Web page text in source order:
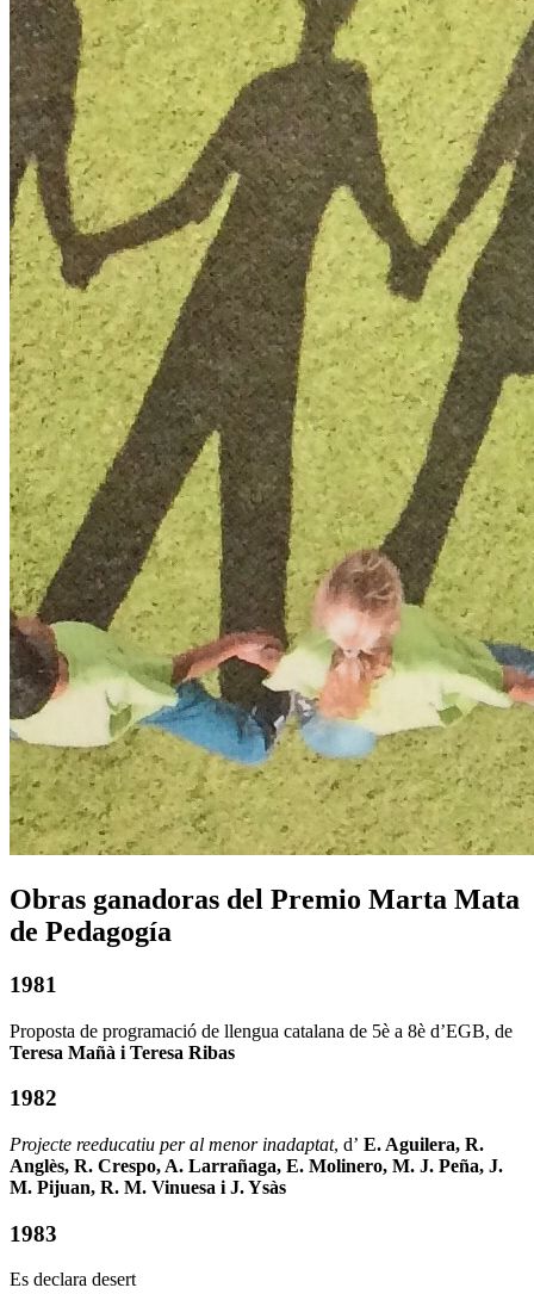
Obras ganadoras del Premio Marta Mata
de Pedagogía
1981
Proposta de programació de llengua catalana de 5è a 8è d’EGB, de
Teresa Mañà i Teresa Ribas
1982
Projecte reeducatiu per al menor inadaptat, d’ E. Aguilera, R.
Anglès, R. Crespo, A. Larrañaga, E. Molinero, M. J. Peña, J.
M. Pijuan, R. M. Vinuesa i J. Ysàs
1983
Es declara desert